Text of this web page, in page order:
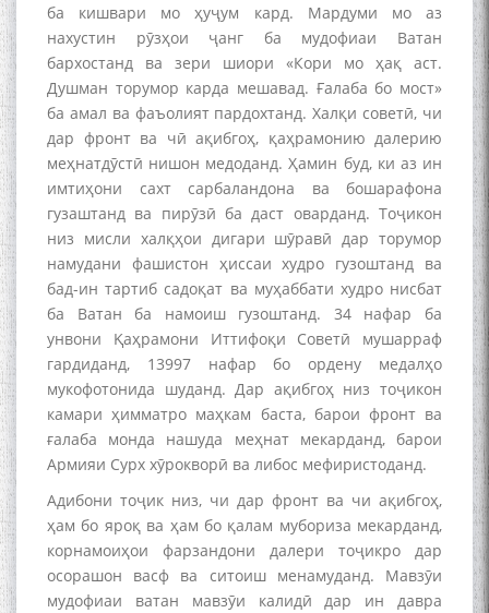
ба кишвари мо ҳуҷум кард. Мардуми мо аз
нахустин рӯзҳои ҷанг ба мудофиаи Ватан
бархостанд ва зери шиори «Кори мо ҳақ аст.
Душман торумор карда мешавад. Ғалаба бо мост»
ба амал ва фаъолият пардохтанд. Халқи советӣ, чи
дар фронт ва чӣ ақибгоҳ, қаҳрамонию далерию
меҳнатдӯстӣ нишон медоданд. Ҳамин буд, ки аз ин
имтиҳони сахт сарбаландона ва бошарафона
гузаштанд ва пирӯзӣ ба даст оварданд. Тоҷикон
низ мисли халқҳои дигари шӯравӣ дар торумор
намудани фашистон ҳиссаи худро гузоштанд ва
бад-ин тартиб садоқат ва муҳаббати худро нисбат
ба Ватан ба намоиш гузоштанд. 34 нафар ба
унвони Қаҳрамони Иттифоқи Советӣ мушарраф
гардиданд, 13997 нафар бо ордену медалҳо
мукофотонида шуданд. Дар ақибгоҳ низ тоҷикон
камари ҳимматро маҳкам баста, барои фронт ва
ғалаба монда нашуда меҳнат мекарданд, барои
Армияи Сурх хӯрокворӣ ва либос мефиристоданд.
Адибони тоҷик низ, чи дар фронт ва чи ақибгоҳ,
ҳам бо яроқ ва ҳам бо қалам мубориза мекарданд,
корнамоиҳои фарзандони далери тоҷикро дар
осорашон васф ва ситоиш менамуданд. Мавзӯи
мудофиаи ватан мавзӯи калидӣ дар ин давра